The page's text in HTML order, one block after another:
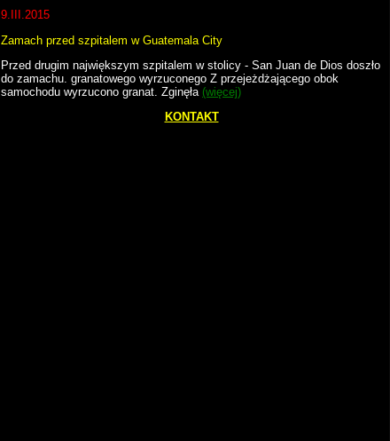
9.III.2015
Zamach przed szpitalem w Guatemala City
Przed drugim największym szpitalem w stolicy - San Juan de Dios doszło
do zamachu. granatowego wyrzuconego Z przejeżdżającego obok
samochodu wyrzucono granat. Zginęła (więcej)
KONTAKT